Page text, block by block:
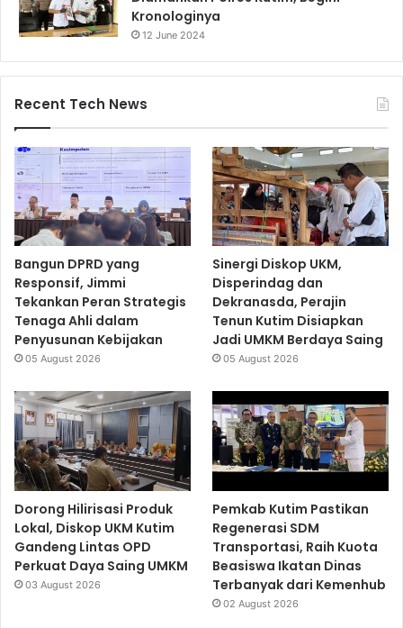
Kronologinya
12 June 2024
Recent Tech News
Bangun DPRD yang
Responsif, Jimmi
Tekankan Peran Strategis
Tenaga Ahli dalam
Penyusunan Kebijakan
05 August 2026
Sinergi Diskop UKM,
Disperindag dan
Dekranasda, Perajin
Tenun Kutim Disiapkan
Jadi UMKM Berdaya Saing
05 August 2026
Dorong Hilirisasi Produk
Lokal, Diskop UKM Kutim
Gandeng Lintas OPD
Perkuat Daya Saing UMKM
03 August 2026
Pemkab Kutim Pastikan
Regenerasi SDM
Transportasi, Raih Kuota
Beasiswa Ikatan Dinas
Terbanyak dari Kemenhub
02 August 2026